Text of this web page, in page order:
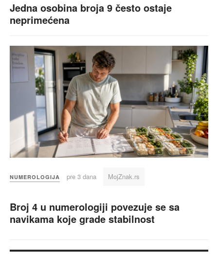
Jedna osobina broja 9 često ostaje
neprimećena
NUMEROLOGIJA pre 3 dana MojZnak.rs
Broj 4 u numerologiji povezuje se sa
navikama koje grade stabilnost